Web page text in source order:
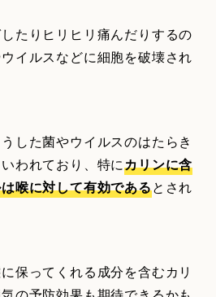
たりヒリヒリ痛んだりするの
イルスなどに細胞を破壊され
した菌やウイルスのはたらき
われており、特にカリンに含
喉に対して有効であるとされ
保ってくれる成分を含むカリ